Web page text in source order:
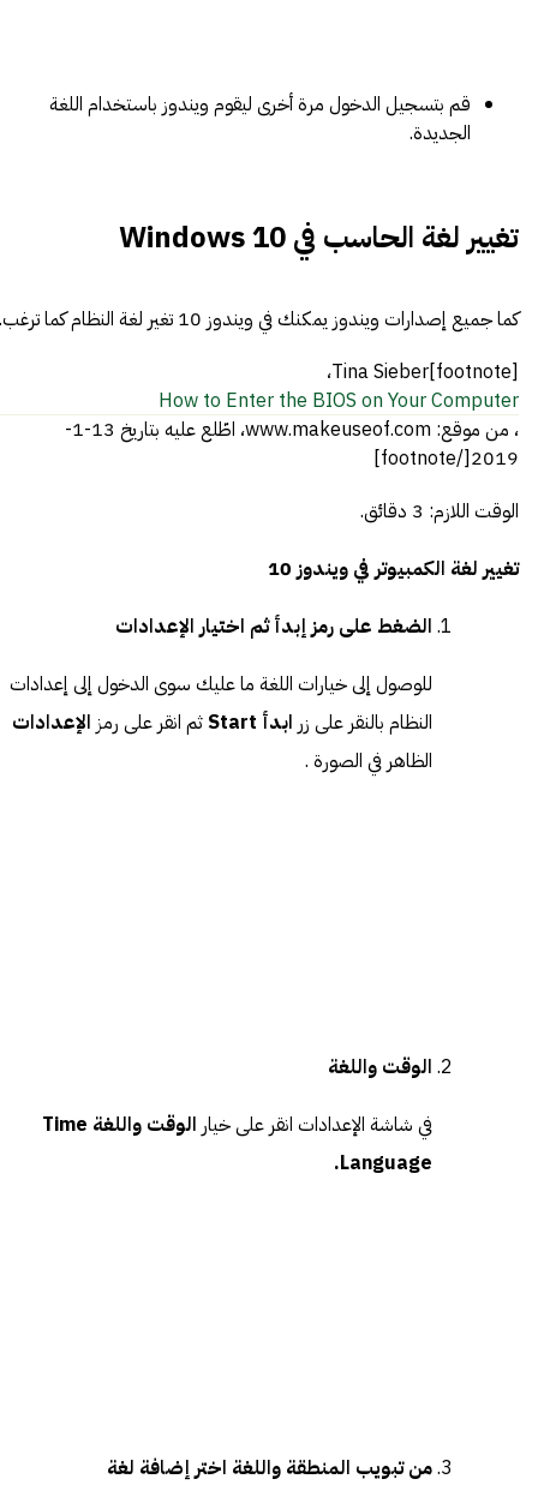
قم بتسجيل الدخول مرة أخرى ليقوم ويندوز باستخدام اللغة
الجديدة.
تغيير لغة الحاسب في Windows 10
كما جميع إصدارات ويندوز يمكنك في ويندوز 10 تغير لغة النظام كما ترغب.
[footnote]Tina Sieber،
How to Enter the BIOS on Your Computer
، من موقع: www.makeuseof.com، اطّلع عليه بتاريخ 13-1-
2019[/footnote]
الوقت اللازم: 3 دقائق.
تغيير لغة الكمبيوتر في ويندوز 10
الضغط على رمز إبدأ ثم اختيار الإعدادات
للوصول إلى خيارات اللغة ما عليك سوى الدخول إلى إعدادات
النظام بالنقر على زر ابدأ Start ثم انقر على رمز الإعدادات
الظاهر في الصورة .
الوقت واللغة
في شاشة الإعدادات انقر على خيار
الوقت واللغة Time
Language.
من تبويب المنطقة واللغة اختر إضافة لغة